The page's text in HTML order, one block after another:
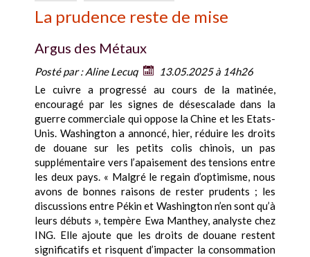
La prudence reste de mise
Argus des Métaux
Posté par :Aline Lecuq
13.05.2025 à 14h26
Le cuivre a progressé au cours de la matinée,
encouragé par les signes de désescalade dans la
guerre commerciale qui oppose la Chine et les Etats-
Unis. Washington a annoncé, hier, réduire les droits
de douane sur les petits colis chinois, un pas
supplémentaire vers l’apaisement des tensions entre
les deux pays. « Malgré le regain d’optimisme, nous
avons de bonnes raisons de rester prudents ; les
discussions entre Pékin et Washington n’en sont qu’à
leurs débuts », tempère Ewa Manthey, analyste chez
ING. Elle ajoute que les droits de douane restent
significatifs et risquent d’impacter la consommation